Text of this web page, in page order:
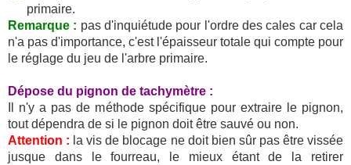
primaire.
Remarque : pas d'inquiétude pour l'ordre des cales car cela
n'a pas d'importance, c'est l'épaisseur totale qui compte pour
le réglage du jeu de l'arbre primaire.
Dépose du pignon de tachymètre :
Il n'y a pas de méthode spécifique pour extraire le pignon,
tout dépendra de si le pignon doit être sauvé ou non.
Attention : la vis de blocage ne doit bien sûr pas être vissée
jusque dans le fourreau, le mieux étant de la retirer